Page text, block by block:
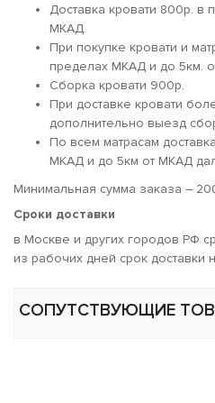
Доставка кровати 800р. в
МКАД.
При покупке кровати и
пределах МКАД и до 5км.
Сборка кровати 900р.
При доставке кровати
дополнительно выезд
По всем матрасам
МКАД и до 5км от МКАД
Минимальная сумма заказа –
Сроки доставки
в Москве и других городов РФ
из рабочих дней срок доставки
СОПУТСТВУЮЩИЕ